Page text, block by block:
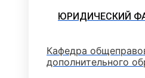
ЮРИДИЧЕСКИЙ
Кафедра
дополнительного